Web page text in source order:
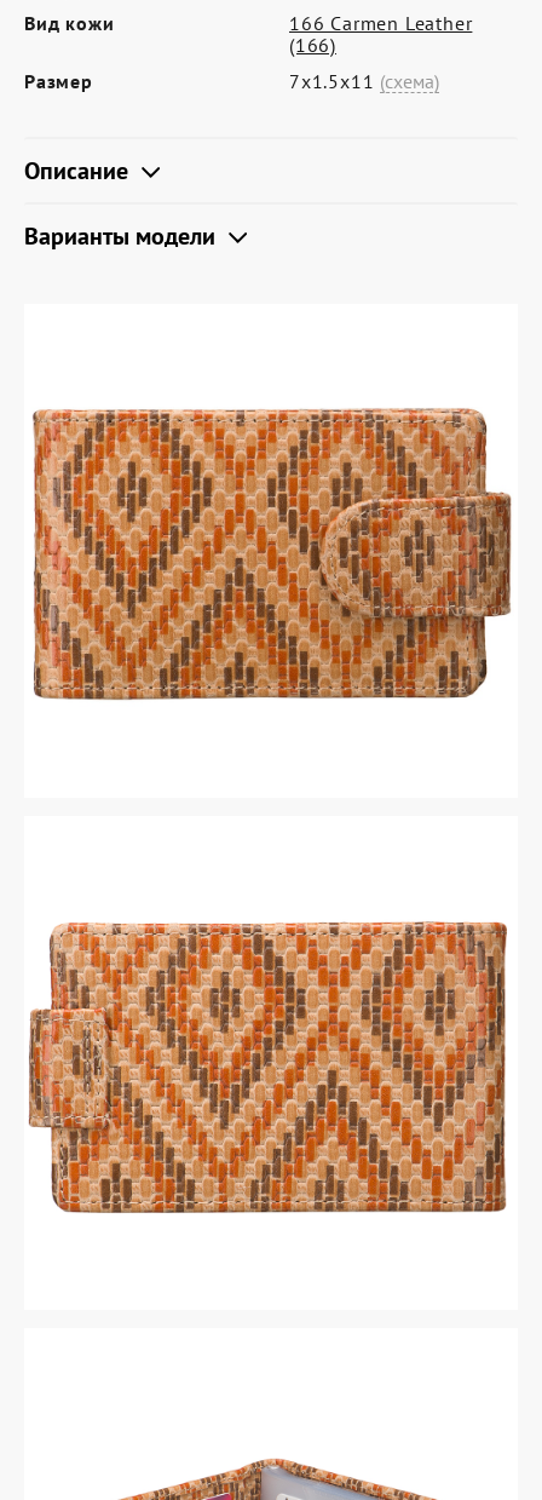
Программа лояльности
Политика обработки персональных
Вид кожи
166 Carmen Leather
(166)
Размер
7х1.5х11 (схема)
Описание
Варианты модели